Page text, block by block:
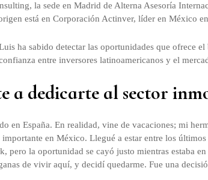
la sede en Madrid de Alterna Asesoría
está en Corporación Actinver, líder en México
ha sabido detectar las oportunidades que ofrece
entre inversores latinoamericanos y el
a dedicarte al sector
en España. En realidad, vine de vacaciones; mi
en México. Llegué a estar entre los
pero la oportunidad se cayó justo mientras estaba
de vivir aquí, y decidí quedarme. Fue una